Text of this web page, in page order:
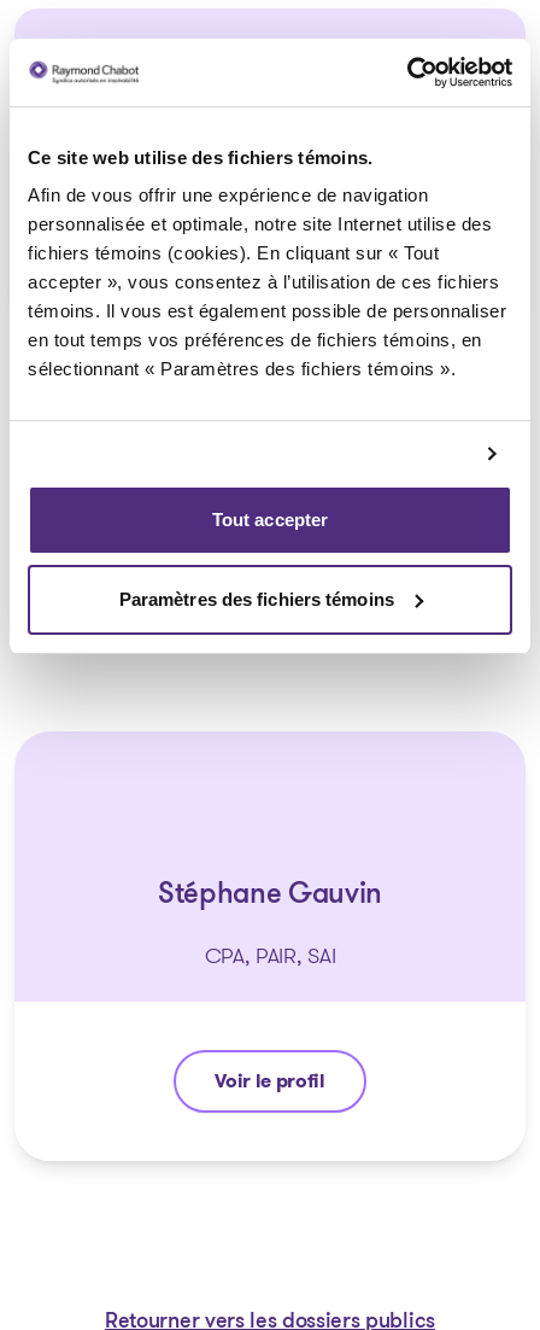
Ce site web utilise des fichiers témoins.
Afin de vous offrir une expérience de navigation
personnalisée et optimale, notre site Internet utilise des
fichiers témoins (cookies). En cliquant sur « Tout
accepter », vous consentez à l’utilisation de ces fichiers
témoins. Il vous est également possible de personnaliser
en tout temps vos préférences de fichiers témoins, en
sélectionnant « Paramètres des fichiers témoins ».
Tout accepter
Paramètres des fichiers témoins
Jugement sur requête en 3e
2023-12-18
Télécharger
: Jugement sur requête en
Syndic responsable du dossier
Stéphane Gauvin
CPA, PAIR, SAI
Voir le profil
Stéphane Gauvin
Retourner vers les dossiers publics